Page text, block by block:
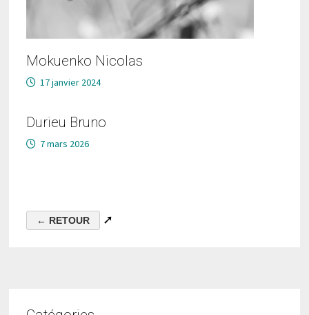
Mokuenko Nicolas
17 janvier 2024
Durieu Bruno
7 mars 2026
➚